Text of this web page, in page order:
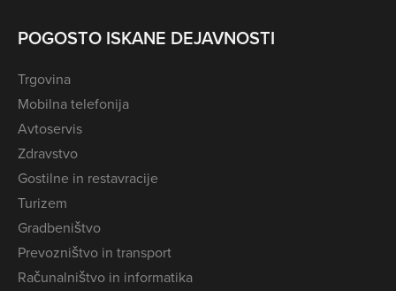
POGOSTO ISKANE DEJAVNOSTI
Trgovina
Mobilna telefonija
Avtoservis
Zdravstvo
Gostilne in restavracije
Turizem
Gradbeništvo
Prevozništvo in transport
Računalništvo in informatika